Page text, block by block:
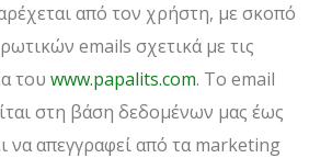
από τον χρήστη, με σκοπό
emails σχετικά με τις
του www.papalits.com. Το email
στη βάση δεδομένων μας έως
να απεγγραφεί από τα marketing